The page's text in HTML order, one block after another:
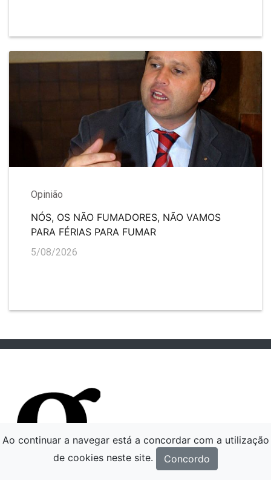
Opinião
NÓS, OS NÃO FUMADORES, NÃO VAMOS
PARA FÉRIAS PARA FUMAR
5/08/2026
Ao continuar a navegar está a concordar com a utilização
de cookies neste site.
Concordo